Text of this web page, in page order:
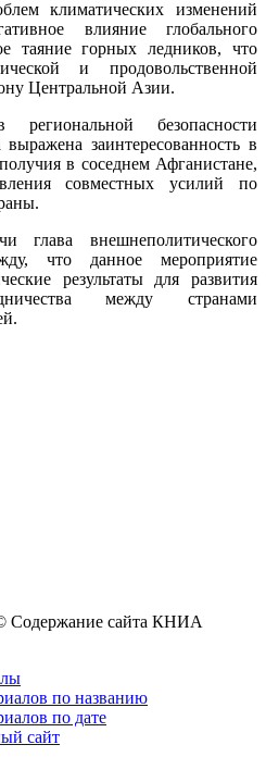
климатических изменений
влияние глобального
таяние горных ледников, что
и продовольственной
Центральной Азии.
безопасности
заинтересованность в
в соседнем Афганистане,
совместных усилий по
глава внешнеполитического
что данное мероприятие
результаты для развития
между странами
Содержание сайта КНИА
по названию
по дате
сайт